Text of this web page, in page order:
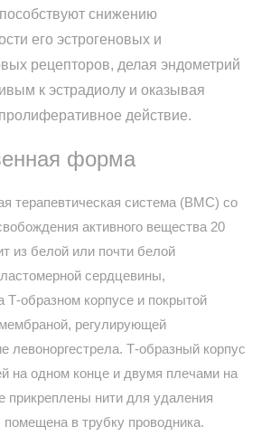
снижению
его эстрогеновых и
рецепторов, делая эндометрий
к эстрадиолу и оказывая
действие.
форма
терапевтическая система (ВМС) со
активного вещества 20
из белой или почти белой
сердцевины,
Т-образном корпусе и покрытой
регулирующей
левоноргестрела. Т-образный корпус
на одном конце и двумя плечами на
прикреплены нити для удаления
в трубку проводника.